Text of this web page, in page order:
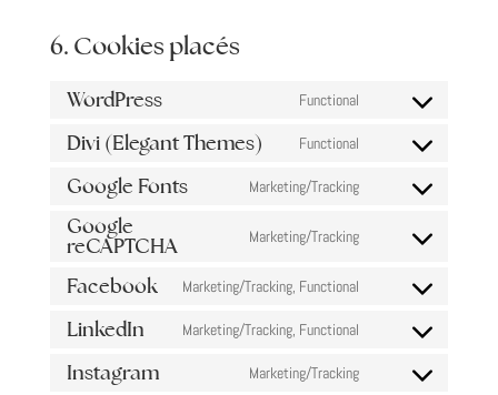
6. Cookies placés
WordPress Functional
Consent
wordpress
Divi (Elegant Themes) Functional
Consent
themes)
Google Fonts Marketing/Tracking
Consent
Google
reCAPTCHA Marketing/Tracking
Consent
google-
Facebook Marketing/Tracking, Functional
Consent
facebook
LinkedIn Marketing/Tracking, Functional
Consent
Instagram Marketing/Tracking
Consent